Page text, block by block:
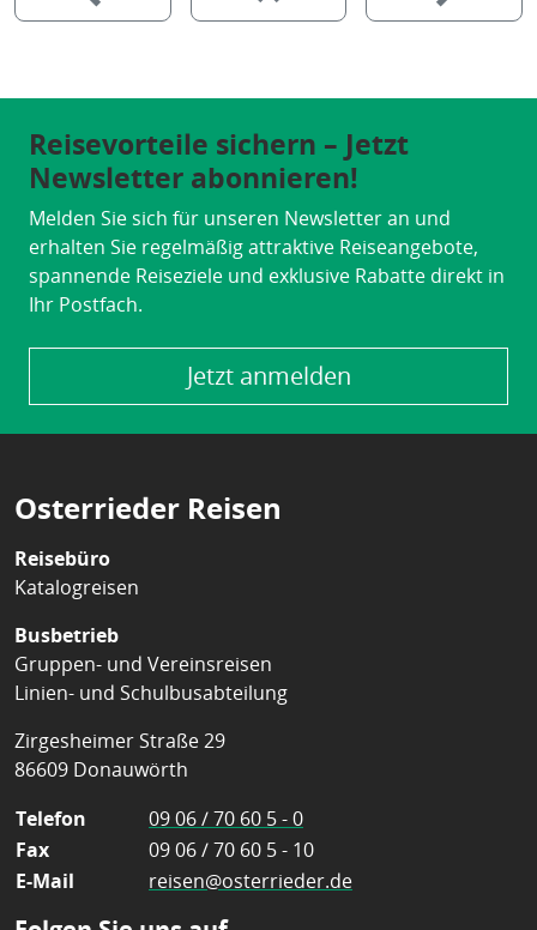
Reisevorteile sichern – Jetzt
Newsletter abonnieren!
Melden Sie sich für unseren Newsletter an und
erhalten Sie regelmäßig attraktive Reiseangebote,
spannende Reiseziele und exklusive Rabatte direkt in
Ihr Postfach.
Jetzt anmelden
Osterrieder Reisen
Reisebüro
Katalogreisen
Busbetrieb
Gruppen- und Vereinsreisen
Linien- und Schulbusabteilung
Zirgesheimer Straße 29
86609 Donauwörth
Telefon
09 06 / 70 60 5 - 0
Fax
09 06 / 70 60 5 - 10
E-Mail
reisen@osterrieder.de